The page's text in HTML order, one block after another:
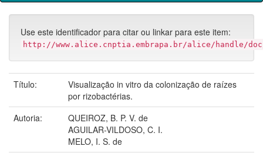
Use este identificador para citar ou linkar para este item:
http://www.alice.cnptia.embrapa.br/alice/handle/
Título:
Visualização in vitro da colonização de raízes
por rizobactérias.
Autoria:
QUEIROZ, B. P. V. de
AGUILAR-VILDOSO, C. I.
MELO, I. S. de